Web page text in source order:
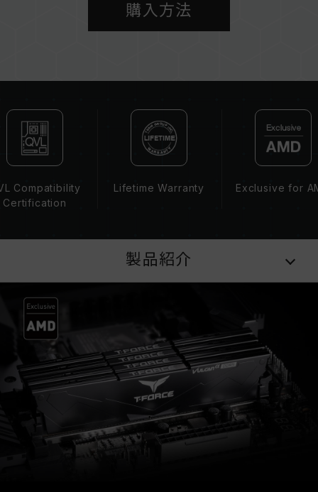
のメモリーを混在させると、システムが不安定に
す。
CPUのメモリコントローラー（IMC）の性能
（Performance）と現在使用しているマザーボ
ードのBIOSバージョンは、メモリの動作周波数
XMP 3.0（Intel）またはEXPO（AMD）を有効
4800（またはそれ以下）となります。これは正
常な動作であり、製品の欠陥ではありません。
XMP 3.0 / EXPOは手動で有効にする必要があ
り、一部のマザーボードでは、指定された周波数
に達しない可能性があります。最大動作周波数
は、システム設定性によって決まります。
オーバークロック（XMP 3.0 / EXPOを有効化）
はJEDEC標準に準拠しておらず、システムの安
定性に影響を及ぼす可能性があります。オーバー
クロックによる不安定性が発生した場合は、
BIOSの設定をデフォルトに戻してください。
メモリモジュールに表示されている周波数は「最
大対応周波数」であり、システムによって最大周
購入方法
Compatibility
Certification
Lifetime Warranty Exclusive for
製品紹介